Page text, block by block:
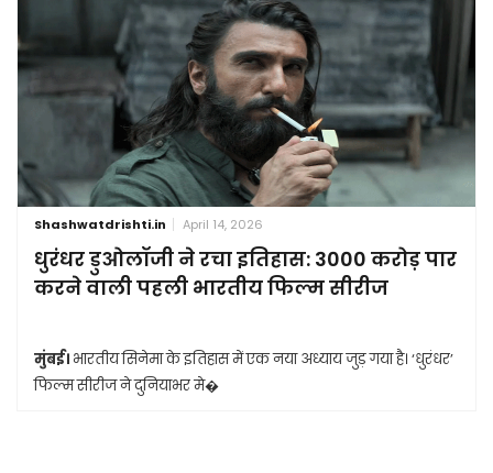
Shashwatdrishti.in April 14, 2026
धुरंधर डुओलॉजी ने रचा इतिहास: 3000 करोड़ पार
करने वाली पहली भारतीय फिल्म सीरीज
मुंबई। भारतीय सिनेमा के इतिहास में एक नया अध्याय जुड़ गया है। ‘धुरंधर’
फिल्म सीरीज ने दुनियाभर मे�